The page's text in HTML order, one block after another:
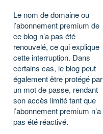
Le nom de domaine ou
l’abonnement premium de
ce blog n’a pas été
renouvelé, ce qui explique
cette interruption. Dans
certains cas, le blog peut
également être protégé par
un mot de passe, rendant
son accès limité tant que
l’abonnement premium n’a
pas été réactivé.